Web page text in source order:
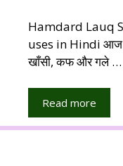
Hamdard Lauq
uses in Hindi आज
खाँसी, कफ और गले …
Read more